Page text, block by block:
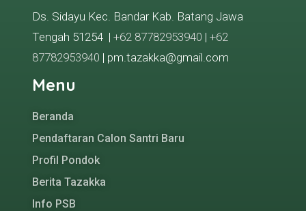
Ds. Sidayu Kec. Bandar Kab. Batang Jawa
Tengah 51254 | +62 87782953940 | +62
87782953940 | pm.tazakka@gmail.com
Menu
Beranda
Pendaftaran Calon Santri Baru
Profil Pondok
Berita Tazakka
Info PSB